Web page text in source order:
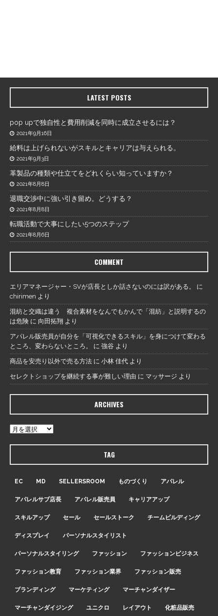
LATEST POSTS
pop upで独自性と費用削減を同時に成立させるには？
2021年9月16日
給料は上げられないがスキルとキャリアは与えられる。
2021年9月3日
革製品の種類や仕立てをどれくらい知っていますか？
2021年8月8日
退職交渉中に強い引き留め。どうする？
2021年8月8日
転職活動で大事にしたい5つのステップ
2021年8月6日
COMMENT
エリアマネージャー・SVが店長としか話さないのには訳がある。
に
chirimen より
混紡と交織は違う 複合素材をなんでもかんで「混紡」と説明するの
は危険 に 向田拓翔 より
アパレル販売員が自分を「可視化できるスキル」を身につけて変わる
ところ、変わらないところ。
に 強谷 より
商品を安売り以外で売る方法 に 小林 佳代 より
セレクトショップを継続する事が難しい理由 に マッサージ より
ARCHIVES
TAG
EC MD SELLERSROOM ものづくり アパレル
アパレルサブ店長 アパレル販売員 キャリアアップ
スキルアップ セール セールストーク チームビルディング
ディスプレイ パーソナルスタイリスト
パーソナルスタイリング ファッション ファッションビジネス
ファッション教育 ファッション業界 ファッション販売
ブランディング マーケティング マーチャンダイザー
マーチャンダイジング ユニクロ レイアウト 化粧品販売